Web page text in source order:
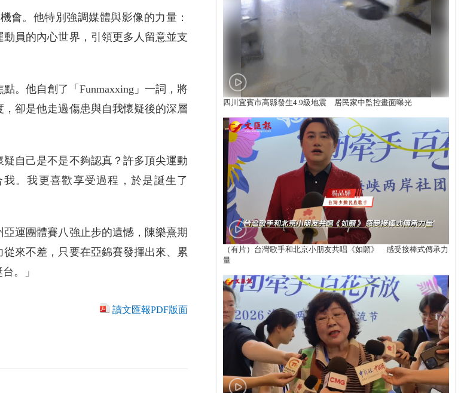
會。他特別強調媒體與影像的力量：
員的內心世界，引領更多人留意並支
。他自創了「Funmaxxing」一詞，將
卻是他走過傷患與自我懷疑後的深層
自己是不是不夠認真？許多頂尖運動
。我更喜歡享受過程，於是誕生了
運團體賽八強止步的遺憾，陳樂熹期
來不差，只要在亞錦賽發揮出來、累
。」
讀文匯報PDF版面
四川宜賓市高縣發生4.9級地震 居民家中監控畫面曝光
（有片）台灣歌手和北京小朋友共唱《如願》 感受接棒式傳承力
量